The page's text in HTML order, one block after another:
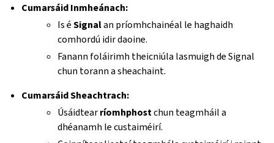
Cumarsáid Inmheánach:
Is éSignalan príomhchainéal le haghaidh
comhordú idir daoine.
Fanann foláirimh theicniúla lasmuigh de Signal
chun torann a sheachaint.
Cumarsáid Sheachtrach:
Úsáidtearríomhphostchun teagmháil a
dhéanamh le custaiméirí.